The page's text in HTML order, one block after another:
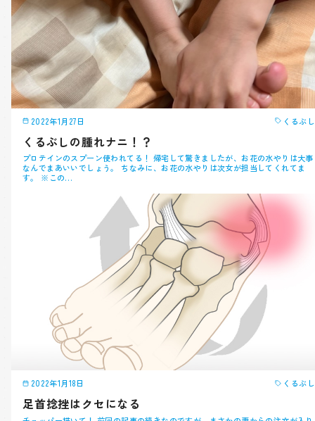
2022年1月27日 くるぶし
くるぶしの腫れナニ！？
プロテインのスプーン使われてる！ 帰宅して驚きましたが、お花の水やりは大事
なんでまあいいでしょう。 ちなみに、お花の水やりは次女が担当してくれてま
す。 ※この…
2022年1月18日 くるぶし
足首捻挫はクセになる